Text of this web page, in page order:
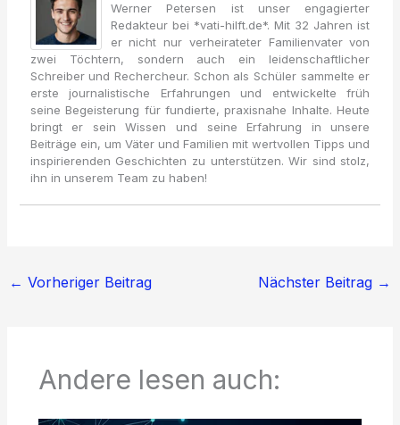
Werner Petersen ist unser engagierter
Redakteur bei *vati-hilft.de*. Mit 32 Jahren ist
er nicht nur verheirateter Familienvater von
zwei Töchtern, sondern auch ein leidenschaftlicher
Schreiber und Rechercheur. Schon als Schüler sammelte er
erste journalistische Erfahrungen und entwickelte früh
seine Begeisterung für fundierte, praxisnahe Inhalte. Heute
bringt er sein Wissen und seine Erfahrung in unsere
Beiträge ein, um Väter und Familien mit wertvollen Tipps und
inspirierenden Geschichten zu unterstützen. Wir sind stolz,
ihn in unserem Team zu haben!
← Vorheriger Beitrag Nächster Beitrag →
Andere lesen auch: